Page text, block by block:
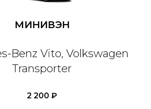
МИНИВЭН
Benz Vito, Volkswagen
Transporter
2 200 ₽